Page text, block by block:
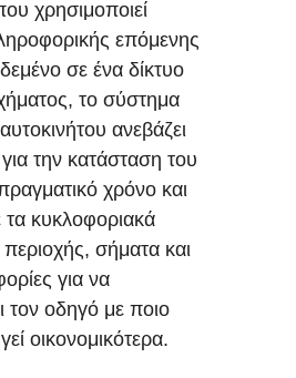
χρησιμοποιεί
επόμενης
σε ένα δίκτυο
το σύστημα
ανεβάζει
την κατάσταση του
χρόνο και
τα κυκλοφοριακά
σήματα και
για να
τον οδηγό με ποιο
οικονομικότερα.